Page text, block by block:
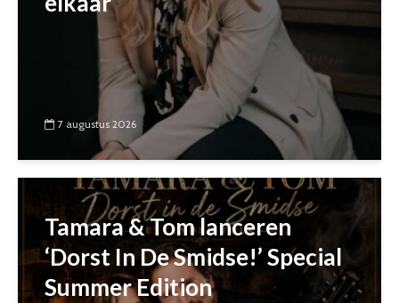
7 augustus 2026
Tamara & Tom lanceren
‘Dorst In De Smidse!’ Special
Summer Edition